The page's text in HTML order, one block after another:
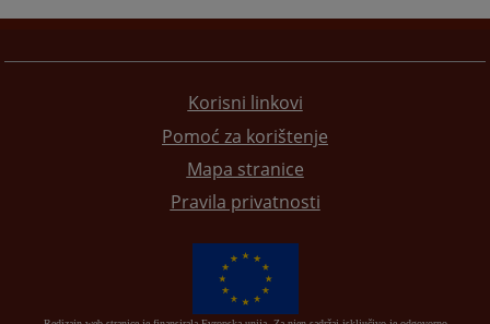
Korisni linkovi
Pomoć za korištenje
Mapa stranice
Pravila privatnosti